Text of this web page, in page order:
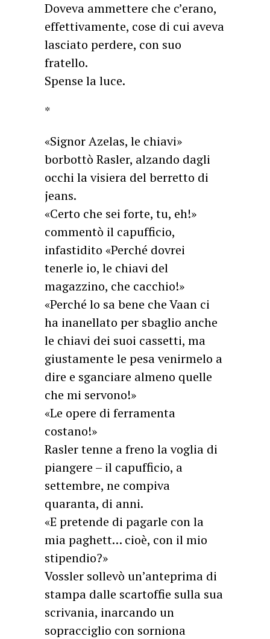
Doveva ammettere che c’erano,
effettivamente, cose di cui aveva
lasciato perdere, con suo
fratello.
Spense la luce.
*
«Signor Azelas, le chiavi»
borbottò Rasler, alzando dagli
occhi la visiera del berretto di
jeans.
«Certo che sei forte, tu, eh!»
commentò il capufficio,
infastidito «Perché dovrei
tenerle io, le chiavi del
magazzino, che cacchio!»
«Perché lo sa bene che Vaan ci
ha inanellato per sbaglio anche
le chiavi dei suoi cassetti, ma
giustamente le pesa venirmelo a
dire e sganciare almeno quelle
che mi servono!»
«Le opere di ferramenta
costano!»
Rasler tenne a freno la voglia di
piangere – il capufficio, a
settembre, ne compiva
quaranta, di anni.
«E pretende di pagarle con la
mia paghett… cioè, con il mio
stipendio?»
Vossler sollevò un’anteprima di
stampa dalle scartoffie sulla sua
scrivania, inarcando un
sopracciglio con sorniona